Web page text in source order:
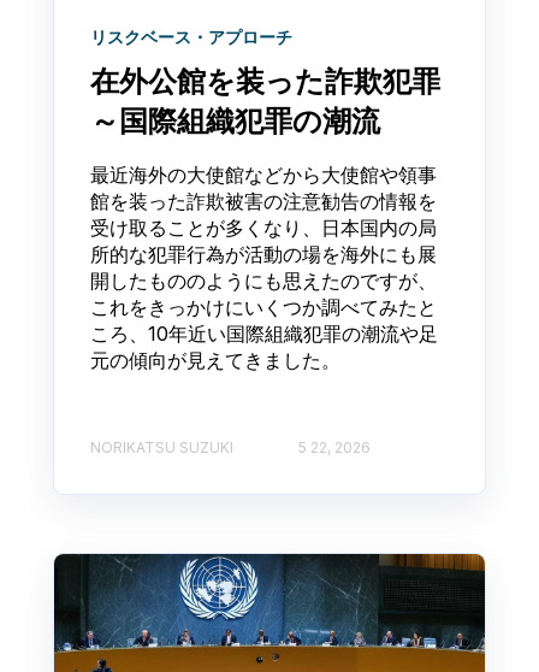
リスクベース・アプローチ
在外公館を装った詐欺犯罪
～国際組織犯罪の潮流
最近海外の大使館などから大使館や領事
館を装った詐欺被害の注意勧告の情報を
受け取ることが多くなり、日本国内の局
所的な犯罪行為が活動の場を海外にも展
開したもののようにも思えたのですが、
これをきっかけにいくつか調べてみたと
ころ、10年近い国際組織犯罪の潮流や足
元の傾向が見えてきました。
NORIKATSU SUZUKI 5 22, 2026